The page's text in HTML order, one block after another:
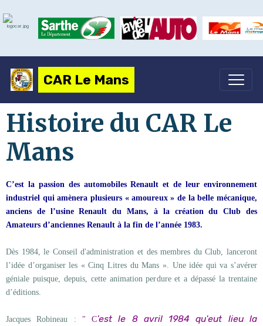
CAR Le Mans
Histoire du CAR Le
Mans
C’est la passion des automobiles Renault et de leur environnement
industriel qui amènera plusieurs « amoureux » de la belle mécanique,
anciens de l’usine Renault du Mans, à la création du Club des
Amateurs d’anciennes Renault à la fin de l’année 1983.
Dès 1984, le Conseil d'administration et des membres du Club, lanceront
l’idée d’organiser les « Cinq Litres du Mans ». Une idée qui va s’avérer
géniale puisque, depuis, cette animation perdure et a dépassé la trentaine
d’éditions.
Jacques Robineau : " C'est le 8 avril 1984 qu'eut lieu la